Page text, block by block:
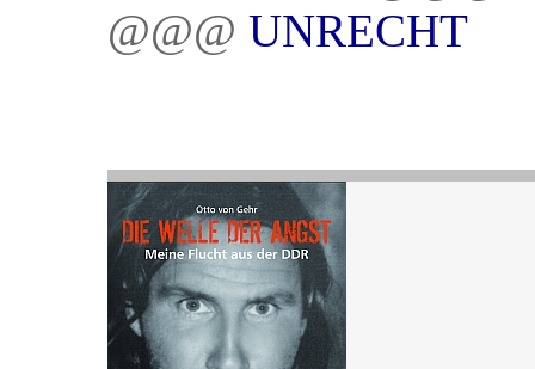
@@@ UNRECHT